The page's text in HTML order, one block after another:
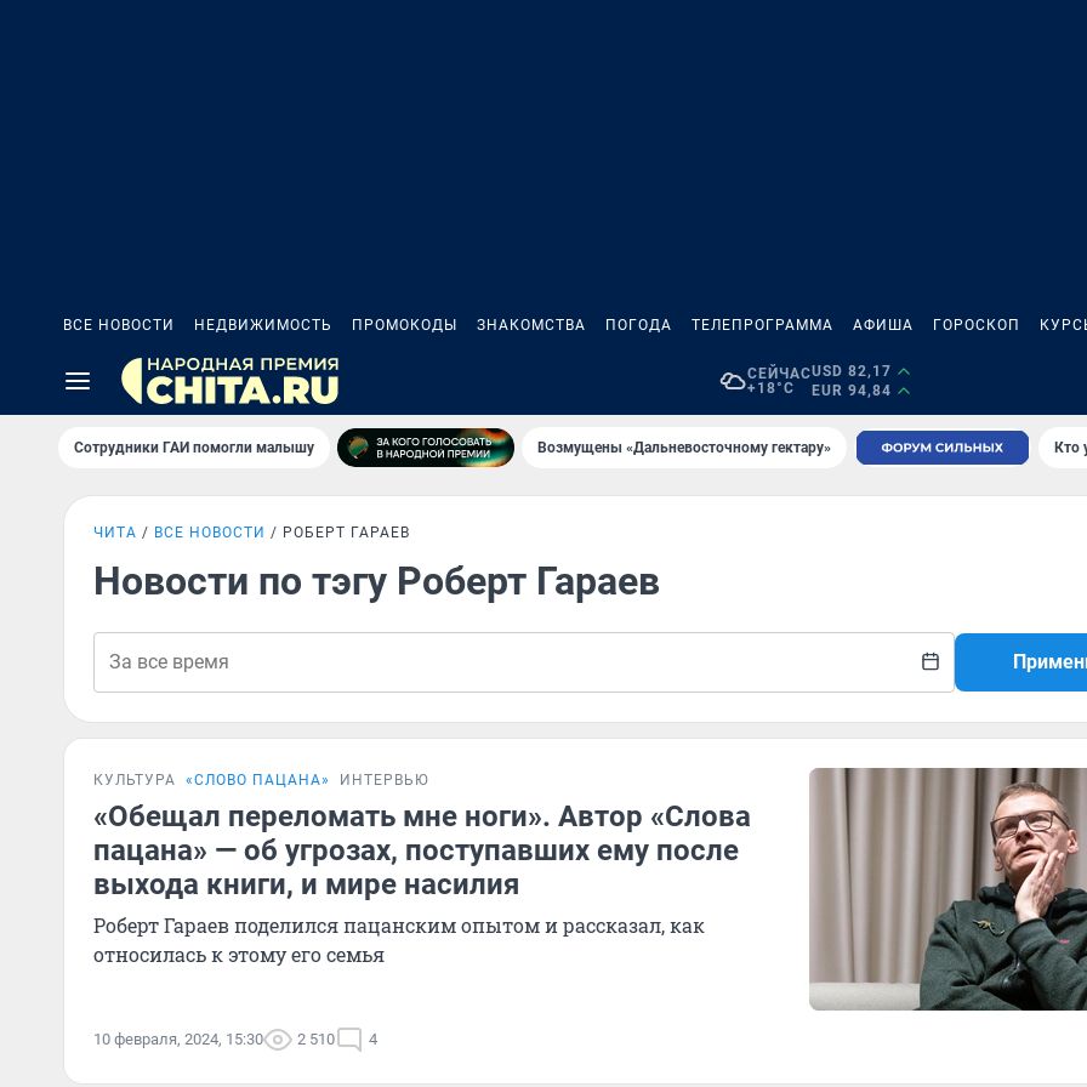
ВСЕ НОВОСТИ НЕДВИЖИМОСТЬ ПРОМОКОДЫ ЗНАКОМСТВА ПОГОДА ТЕЛЕПРОГРАММА АФИША ГОРОСКОП
СЕЙЧАС
+18°C
USD 82,17
EUR 94,84
Сотрудники ГАИ помогли малышу Возмущены «Дальневосточному гектару» Кто
ЧИТА ВСЕ НОВОСТИ РОБЕРТ ГАРАЕВ
Новости по тэгу Роберт Гараев
КУЛЬТУРА «СЛОВО ПАЦАНА» ИНТЕРВЬЮ
«Обещал переломать мне ноги». Автор «Слова
пацана» — об угрозах, поступавших ему после
выхода книги, и мире насилия
Роберт Гараев поделился пацанским опытом и рассказал, как
относилась к этому его семья
10 февраля, 2024, 15:30 2 510 4